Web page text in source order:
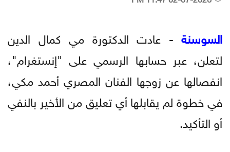
السوسنة - عادت الدكتورة مي كمال الدين
لتعلن، عبر حسابها الرسمي على "إنستغرام"،
انفصالها عن زوجها الفنان المصري أحمد مكي،
في خطوة لم يقابلها أي تعليق من الأخير بالنفي
أو التأكيد.